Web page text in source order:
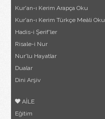
Kur'an-ı Kerim Arapça Oku
Kur'an-ı Kerim Türkçe Meâli Oku
Hadis-i Şerif'ler
Risale-i Nur
Nur'lu Hayatlar
Dualar
Dini Arşiv
AİLE
Eğitim